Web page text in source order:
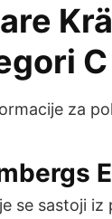
C
za
se sastoji